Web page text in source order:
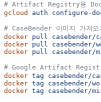
# Artifact Registry용
gcloud
auth configure-
# CaseBender 이미지 가져오
docker pull casebender/
docker pull
docker pull casebender/
# Google Artifact Registry
docker tag casebender/
docker tag casebender/
docker tag casebender/